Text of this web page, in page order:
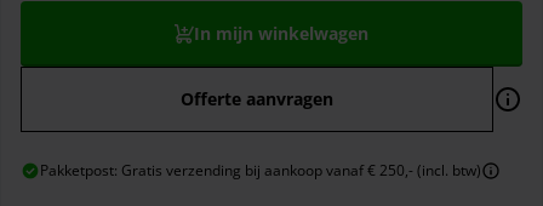
In mijn winkelwagen
Offerte aanvragen
Pakketpost: Gratis verzending bij aankoop vanaf € 250,- (incl. btw)